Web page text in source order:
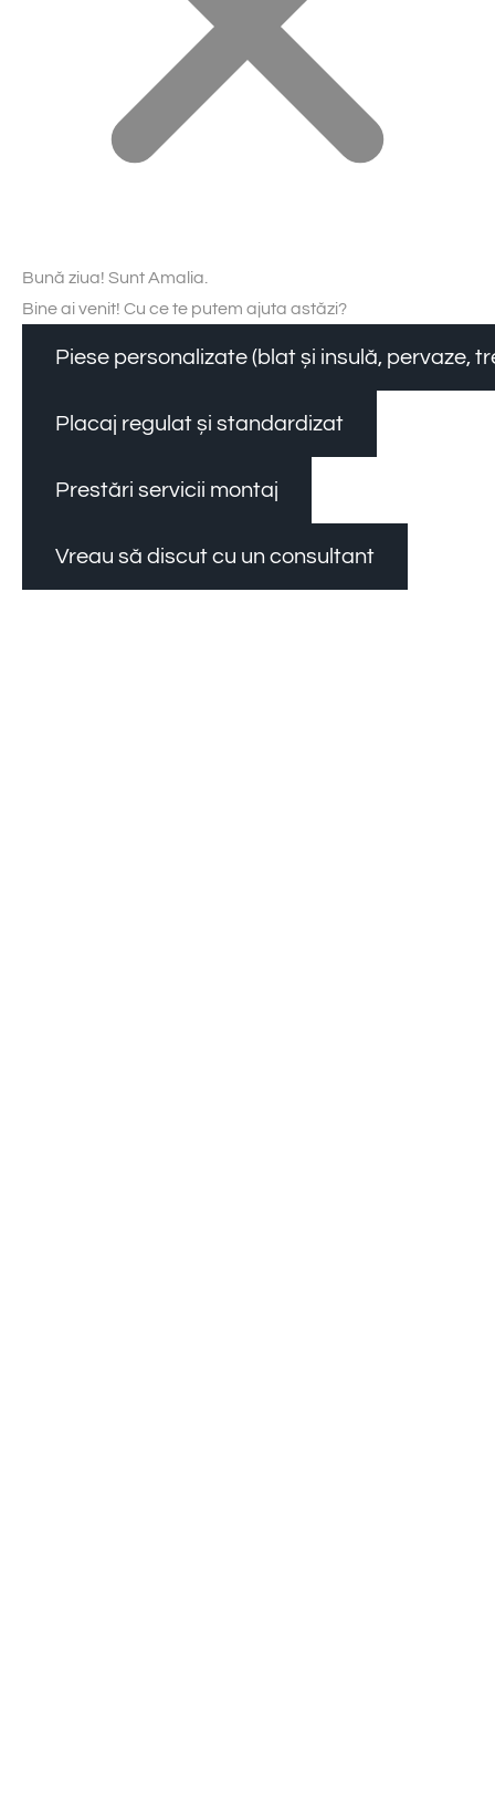
Bună ziua! Sunt Amalia.
Bine ai venit! Cu ce te putem ajuta astăzi?
Piese personalizate (blat și insulă, pervaze,
Placaj regulat și standardizat
Prestări servicii montaj
Vreau să discut cu un consultant